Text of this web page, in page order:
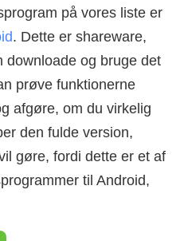
på vores liste er
. Dette er shareware,
downloade og bruge det
prøve funktionerne
afgøre, om du virkelig
den fulde version,
gøre, fordi dette er et af
til Android,